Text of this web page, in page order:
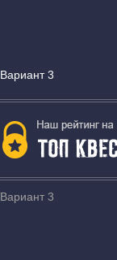
Вариант 3